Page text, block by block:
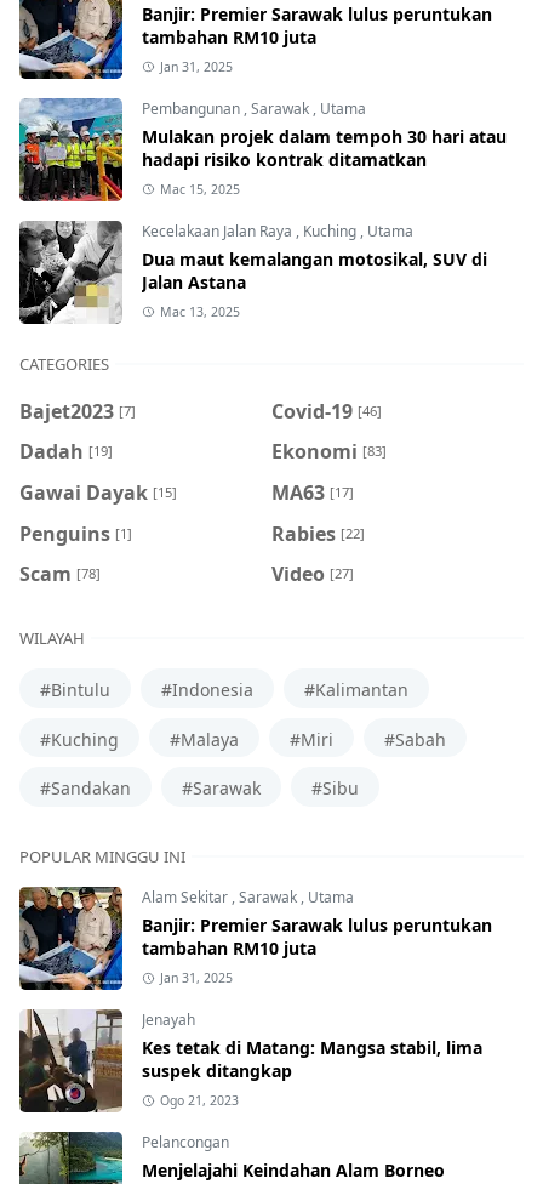
Banjir: Premier Sarawak lulus peruntukan
tambahan RM10 juta
Jan 31, 2025
Pembangunan ,Sarawak , Utama
Mulakan projek dalam tempoh 30 hari atau
hadapi risiko kontrak ditamatkan
Mac 15, 2025
Kecelakaan Jalan Raya , Kuching , Utama
Dua maut kemalangan motosikal, SUV di
Jalan Astana
Mac 13, 2025
CATEGORIES
Bajet2023 [7] Covid-19 [46]
Dadah [19] Ekonomi [83]
Gawai Dayak [15] MA63 [17]
Penguins [1] Rabies [22]
Scam [78] Video [27]
WILAYAH
#Bintulu #Indonesia #Kalimantan
#Kuching #Malaya #Miri #Sabah
#Sandakan #Sarawak #Sibu
POPULAR MINGGU INI
Alam Sekitar ,Sarawak , Utama
Banjir: Premier Sarawak lulus peruntukan
tambahan RM10 juta
Jan 31, 2025
Jenayah
Kes tetak di Matang: Mangsa stabil, lima
suspek ditangkap
Ogo 21, 2023
Pelancongan
Menjelajahi Keindahan Alam Borneo